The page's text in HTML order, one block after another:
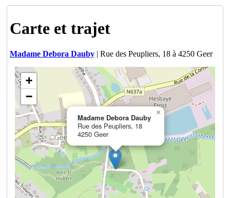
Carte et trajet
Madame Debora Dauby| Rue des Peupliers, 18 à 4250 Geer
Madame Debora Dauby
Rue des Peupliers, 18
4250 Geer
×
+
−